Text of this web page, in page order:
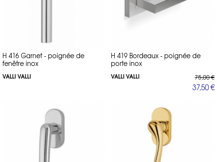
H 416 Garnet - poignée de
fenêtre inox
VALLI VALLI
H 419 Bordeaux - poignée de
porte inox
VALLI VALLI 75,00 €
37,50 €